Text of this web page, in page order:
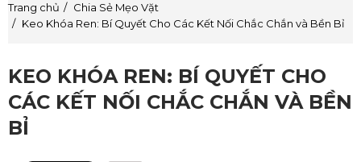
Trang chủ
Chia Sẻ Mẹo Vặt
Keo Khóa Ren: Bí Quyết Cho Các Kết Nối Chắc Chắn và Bền Bỉ
KEO KHÓA REN: BÍ QUYẾT CHO
CÁC KẾT NỐI CHẮC CHẮN VÀ BỀN
BỈ